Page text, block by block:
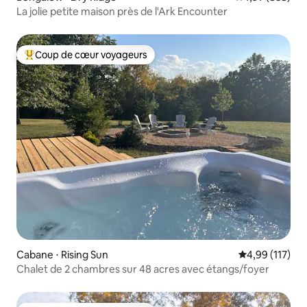
La jolie petite maison près de l'Ark Encounter
Coups de cœur voyageurs les plus appréciés
Coup de cœur voyageurs
Cabane ⋅ Rising Sun Évaluation
4,99 (117)
Chalet de 2 chambres sur 48 acres avec étangs/foyer